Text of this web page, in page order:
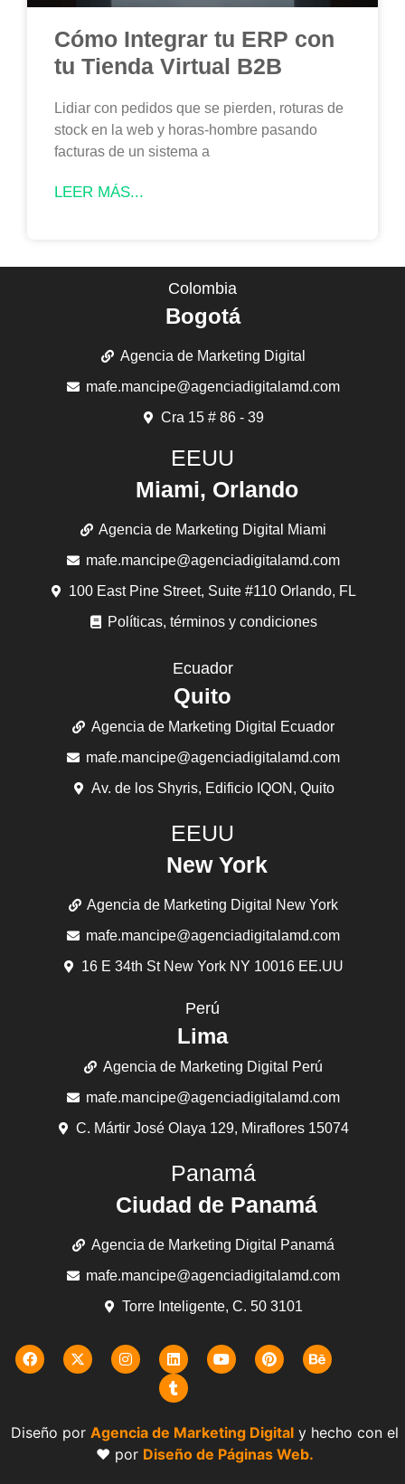
Cómo Integrar tu ERP con
tu Tienda Virtual B2B
Lidiar con pedidos que se pierden, roturas de
stock en la web y horas-hombre pasando
facturas de un sistema a
LEER MÁS...
Colombia
Bogotá
Agencia de Marketing Digital
mafe.mancipe@agenciadigitalamd.com
Cra 15 # 86 - 39
EEUU
Miami, Orlando
Agencia de Marketing Digital Miami
mafe.mancipe@agenciadigitalamd.com
100 East Pine Street, Suite #110 Orlando, FL
Políticas, términos y condiciones
Ecuador
Quito
Agencia de Marketing Digital Ecuador
mafe.mancipe@agenciadigitalamd.com
Av. de los Shyris, Edificio IQON, Quito
EEUU
New York
Agencia de Marketing Digital New York
mafe.mancipe@agenciadigitalamd.com
16 E 34th St New York NY 10016 EE.UU
Perú
Lima
Agencia de Marketing Digital Perú
mafe.mancipe@agenciadigitalamd.com
C. Mártir José Olaya 129, Miraflores 15074
Panamá
Ciudad de Panamá
Agencia de Marketing Digital Panamá
mafe.mancipe@agenciadigitalamd.com
Torre Inteligente, C. 50 3101
Diseño por Agencia de Marketing Digital y hecho con el
❤️ por Diseño de Páginas Web.